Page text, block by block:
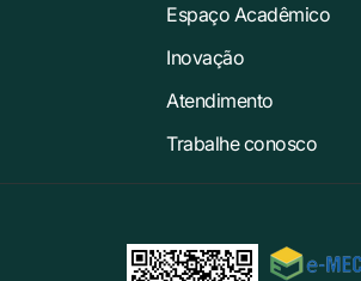
Espaço Acadêmico
Inovação
Atendimento
Trabalhe conosco